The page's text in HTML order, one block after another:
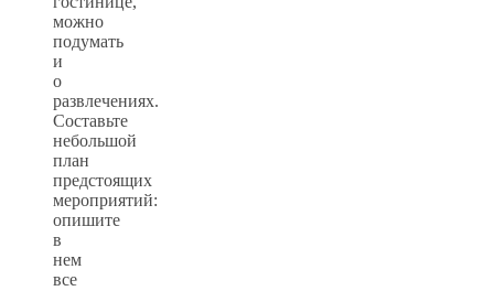
можно
подумать
и
о
развлечениях.
Составьте
небольшой
план
предстоящих
мероприятий:
опишите
в
нем
все